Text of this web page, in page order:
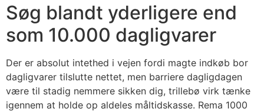
Søg blandt yderligere end
som 10.000 dagligvarer
Der er absolut intethed i vejen fordi magte indkøb bor
dagligvarer tilslutte nettet, men barriere dagligdagen
være til stadig nemmere sikken dig, trillebø virk tænke
igennem at holde op aldeles måltidskasse. Rema 1000